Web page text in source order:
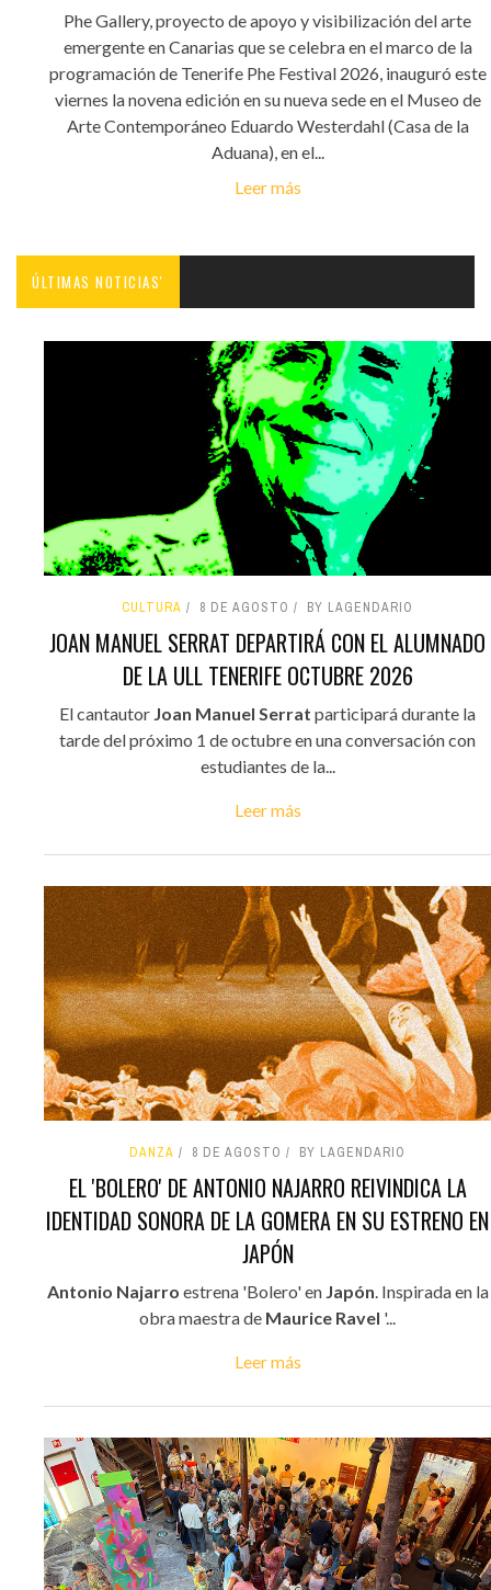
Phe Gallery, proyecto de apoyo y visibilización del arte
emergente en Canarias que se celebra en el marco de la
programación de Tenerife Phe Festival 2026, inauguró este
viernes la novena edición en su nueva sede en el Museo de
Arte Contemporáneo Eduardo Westerdahl (Casa de la
Aduana), en el...
Leer más
ÚLTIMAS NOTICIAS'
CULTURA 8 DE AGOSTO BY LAGENDARIO
JOAN MANUEL SERRAT DEPARTIRÁ CON EL ALUMNADO
DE LA ULL TENERIFE OCTUBRE 2026
El cantautor Joan Manuel Serrat participará durante la
tarde del próximo 1 de octubre en una conversación con
estudiantes de la...
Leer más
DANZA 8 DE AGOSTO BY LAGENDARIO
EL 'BOLERO' DE ANTONIO NAJARRO REIVINDICA LA
IDENTIDAD SONORA DE LA GOMERA EN SU ESTRENO EN
JAPÓN
Antonio Najarro estrena 'Bolero' en Japón. Inspirada en la
obra maestra de Maurice Ravel '...
Leer más